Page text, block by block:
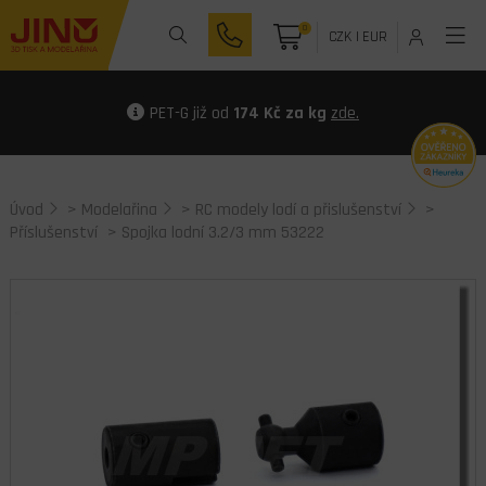
0 CZK| EUR
PET-G již od 174 Kč za kg zde.
Úvod > Modelařina > RC modely lodí a přislušenství
>
Příslušenství > Spojka lodní 3.2/3 mm 53222